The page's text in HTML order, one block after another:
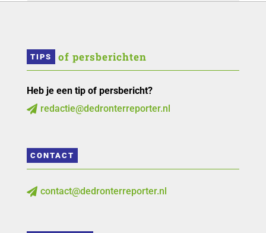
TIPS of persberichten
Heb je een tip of persbericht?
 redactie@dedronterreporter.nl
CONTACT
 contact@dedronterreporter.nl